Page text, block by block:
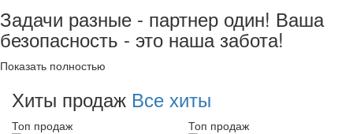
Задачи разные - партнер один! Ваша
безопасность - это наша забота!
Показать полностью
Хиты продаж Все хиты
Топ продаж Топ продаж